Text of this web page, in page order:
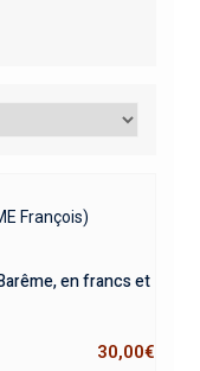
François)
en francs et
30,00€